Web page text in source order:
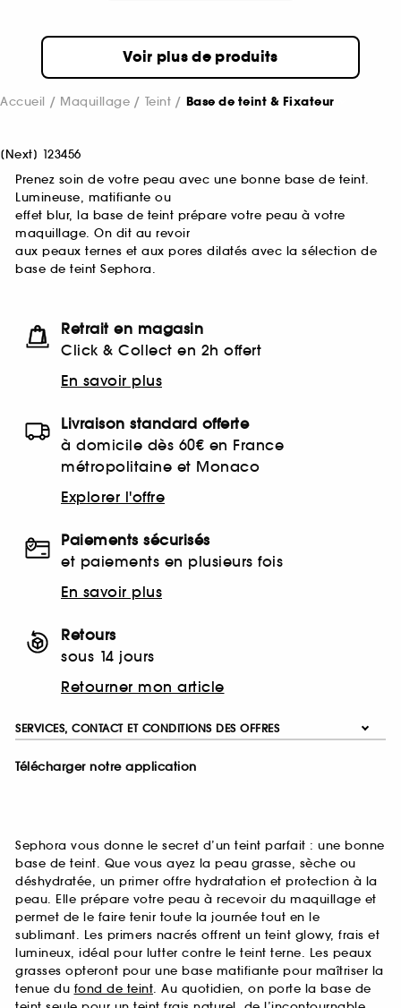
Voir plus de produits
Accueil Maquillage Teint Base de teint & Fixateur
[Next] 123456
Prenez soin de votre peau avec une bonne base de teint.
Lumineuse, matifiante ou
effet blur, la base de teint prépare votre peau à votre
maquillage. On dit au revoir
aux peaux ternes et aux pores dilatés avec la sélection de
base de teint Sephora.
Retrait en magasin
Click & Collect en 2h offert
En savoir plus
Livraison standard offerte
à domicile dès 60€ en France
métropolitaine et Monaco
Explorer l'offre
Paiements sécurisés
et paiements en plusieurs fois
En savoir plus
Retours
sous 14 jours
Retourner mon article
SERVICES, CONTACT ET CONDITIONS DES OFFRES
Télécharger notre application
Sephora vous donne le secret d’un teint parfait : une bonne
base de teint. Que vous ayez la peau grasse, sèche ou
déshydratée, un primer offre hydratation et protection à la
peau. Elle prépare votre peau à recevoir du maquillage et
permet de le faire tenir toute la journée tout en le
sublimant. Les primers nacrés offrent un teint glowy, frais et
lumineux, idéal pour lutter contre le teint terne. Les peaux
grasses opteront pour une base matifiante pour maîtriser la
tenue du fond de teint. Au quotidien, on porte la base de